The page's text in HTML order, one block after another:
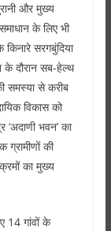
और मुख्य
के लिए भी
किनारे सरगबुंदिया
के दौरान सब-हेल्थ
से करीब
विकास को
‘अदाणी भवन’ का
की
का मुख्य
14 गांवों के